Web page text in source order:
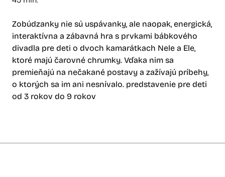
Zobúdzanky nie sú uspávanky, ale naopak, energická,
interaktívna a zábavná hra s prvkami bábkového
divadla pre deti o dvoch kamarátkach Nele a Ele,
ktoré majú čarovné chrumky. Vďaka nim sa
premieňajú na nečakané postavy a zažívajú príbehy,
o ktorých sa im ani nesnívalo. predstavenie pre deti
od 3 rokov do 9 rokov